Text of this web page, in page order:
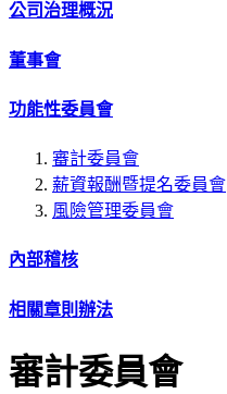
公司治理概況
董事會
功能性委員會
審計委員會
薪資報酬暨提名委員會
風險管理委員會
內部稽核
相關章則辦法
審計委員會